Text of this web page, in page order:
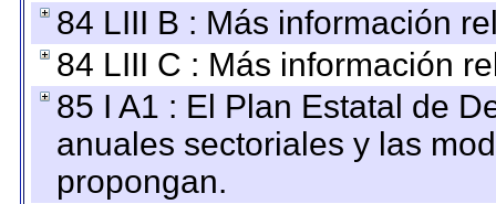
84 LIII B : Más información
84 LIII C : Más información
85 I A1 : El Plan Estatal de
anuales sectoriales y las
propongan.